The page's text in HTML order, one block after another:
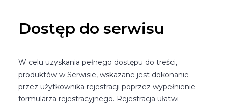
Dostęp do serwisu
W celu uzyskania pełnego dostępu do treści,
produktów w Serwisie, wskazane jest dokonanie
przez użytkownika rejestracji poprzez wypełnienie
formularza rejestracyjnego. Rejestracja ułatwi